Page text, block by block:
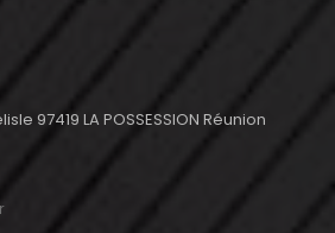
97419 LA POSSESSION Réunion